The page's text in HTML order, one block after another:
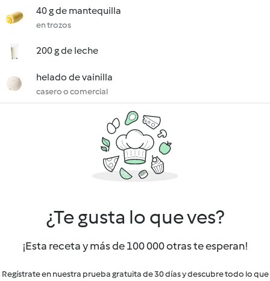
40 g de mantequilla
en trozos
200 g de leche
helado de vainilla
casero o comercial
¿Te gusta lo que ves?
¡Esta receta y más de 100 000 otras te esperan!
Regístrate en nuestra prueba gratuita de 30 días y descubre todo lo que